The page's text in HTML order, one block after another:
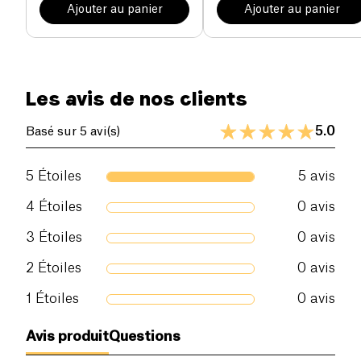
Ajouter au panier Ajouter au panier
Les avis de nos clients
Basé sur 5 avi(s) 5.0
5 Étoiles 5 avis
4 Étoiles 0 avis
3 Étoiles 0 avis
2 Étoiles 0 avis
1 Étoiles 0 avis
Avis produitQuestions